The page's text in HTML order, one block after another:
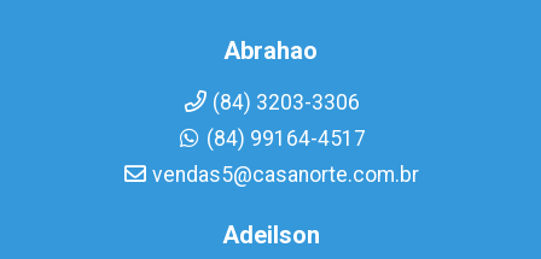
Abrahao
(84) 3203-3306
(84) 99164-4517
vendas5@casanorte.com.br
Adeilson